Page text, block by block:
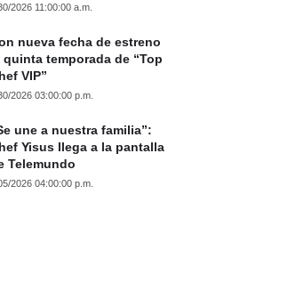
2026 11:00:00 a.m.
nueva fecha de estreno
quinta temporada de “Top
VIP”
2026 03:00:00 p.m.
une a nuestra familia”:
Yisus llega a la pantalla
Telemundo
2026 04:00:00 p.m.